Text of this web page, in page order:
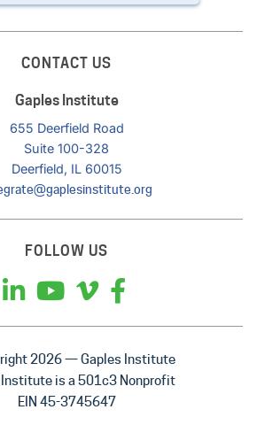
CONTACT US
Gaples Institute
655 Deerfield Road
Suite 100-328
Deerfield, IL 60015
FOLLOW US
2026 — Gaples Institute
Institute is a 501c3 Nonprofit
EIN 45-3745647